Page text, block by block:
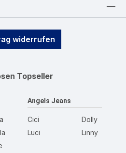
widerrufen
Topseller
Angels Jeans
Cici
Luci
Dolly
Linny